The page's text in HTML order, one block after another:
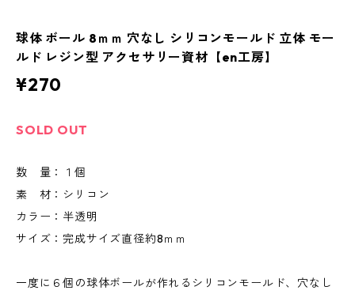
球体 ボール 8ｍｍ 穴なし シリコンモールド 立体 モー
ルド レジン型 アクセサリー資材【en工房】
¥270
SOLD OUT
数 量：１個
素 材：シリコン
カラー：半透明
サイズ：完成サイズ直径約8ｍｍ
一度に６個の球体ボールが作れるシリコンモールド、穴なし